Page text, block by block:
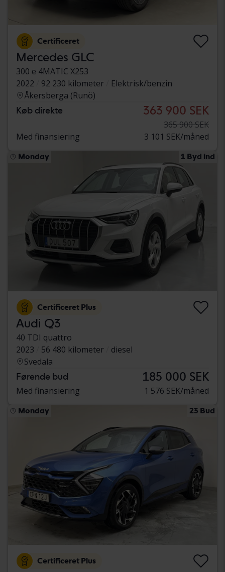
Certificeret
Mercedes GLC
300 e 4MATIC X253
2022
92 230 kilometer
Elektrisk/benzin
Åkersberga (Runö)
Køb direkte 363 900 SEK
365 900 SEK
Med finansiering
3 101 SEK/måned
Monday 1 Byd ind
Certificeret Plus
Audi Q3
40 TDI quattro
2023
56 480 kilometer
diesel
Svedala
Førende bud 185 000 SEK
Med finansiering 1 576 SEK/måned
Monday 23 Bud
Certificeret Plus